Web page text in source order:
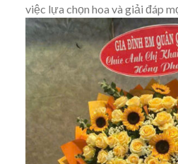
việc lựa chọn hoa và giải đáp